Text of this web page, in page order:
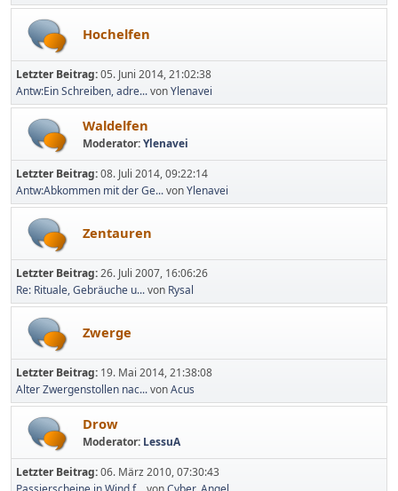
Hochelfen
Letzter Beitrag:05. Juni 2014, 21:02:38
Antw:Ein Schreiben, adre...vonYlenavei
Waldelfen
Moderator:Ylenavei
Letzter Beitrag:08. Juli 2014, 09:22:14
Antw:Abkommen mit der Ge...vonYlenavei
Zentauren
Letzter Beitrag:26. Juli 2007, 16:06:26
Re: Rituale, Gebräuche u...von Rysal
Zwerge
Letzter Beitrag: 19. Mai 2014, 21:38:08
Alter Zwergenstollen nac...vonAcus
Drow
Moderator: LessuA
Letzter Beitrag:06. März 2010, 07:30:43